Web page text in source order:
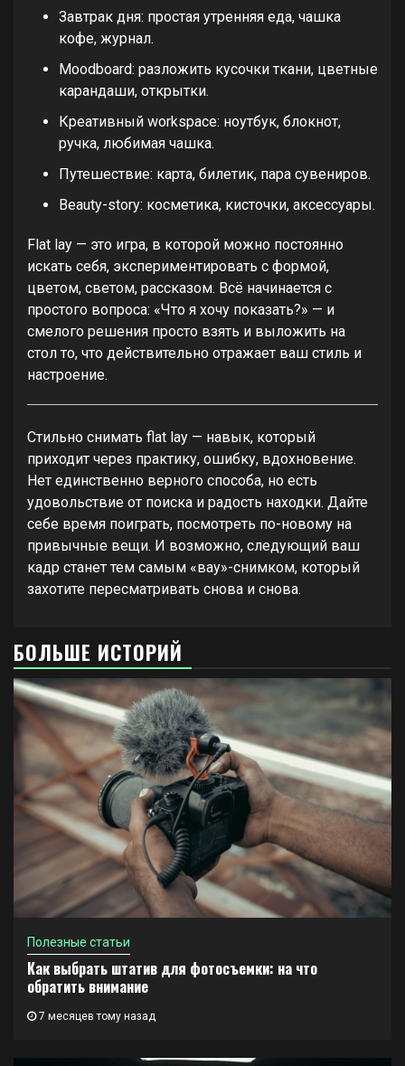
Завтрак дня: простая утренняя еда, чашка
кофе, журнал.
Moodboard: разложить кусочки ткани, цветные
карандаши, открытки.
Креативный workspace: ноутбук, блокнот,
ручка, любимая чашка.
Путешествие: карта, билетик, пара сувениров.
Beauty-story: косметика, кисточки, аксессуары.
Flat lay — это игра, в которой можно постоянно
искать себя, экспериментировать с формой,
цветом, светом, рассказом. Всё начинается с
простого вопроса: «Что я хочу показать?» — и
смелого решения просто взять и выложить на
стол то, что действительно отражает ваш стиль и
настроение.
Стильно снимать flat lay — навык, который
приходит через практику, ошибку, вдохновение.
Нет единственно верного способа, но есть
удовольствие от поиска и радость находки. Дайте
себе время поиграть, посмотреть по-новому на
привычные вещи. И возможно, следующий ваш
кадр станет тем самым «вау»-снимком, который
захотите пересматривать снова и снова.
БОЛЬШЕ ИСТОРИЙ
Полезные статьи
Как выбрать штатив для фотосъемки: на что
обратить внимание
7 месяцев тому назад